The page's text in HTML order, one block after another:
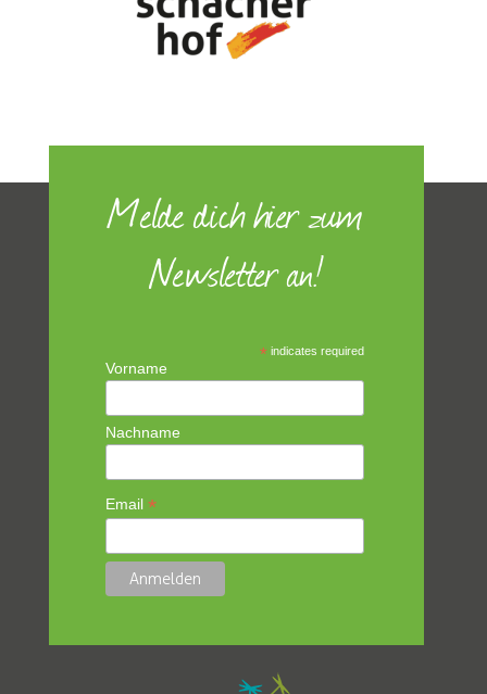
Melde dich hier zum
Newsletter an!
* indicates required
Vorname
Nachname
Email*